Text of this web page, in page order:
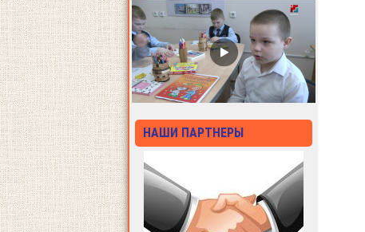
НАШИ ПАРТНЕРЫ